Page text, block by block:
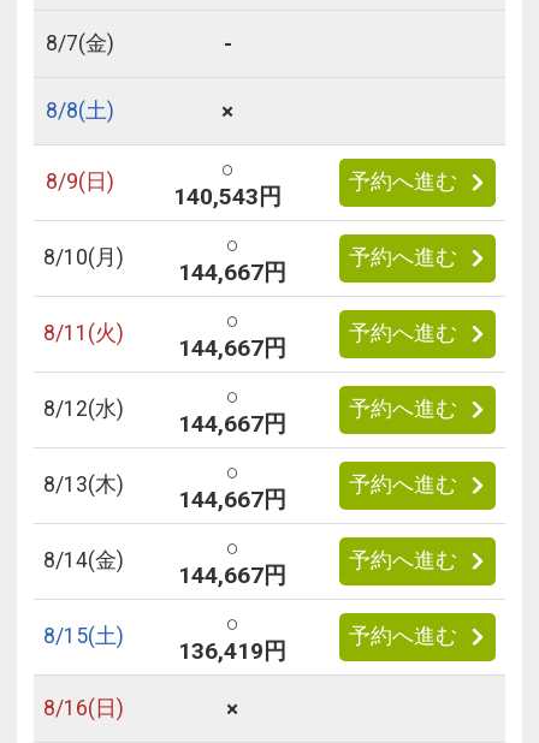
8/7(金) -
8/8(土) ×
8/9(日)
○
140,543円
予約へ進む
8/10(月)
○
144,667円
予約へ進む
8/11 (火)
○
144,667円
予約へ進む
8/12(水)
○
144,667円
予約へ進む
8/13(木)
○
144,667円
予約へ進む
8/14(金)
○
144,667円
予約へ進む
8/15(土)
○
136,419円
予約へ進む
8/16(日) ×